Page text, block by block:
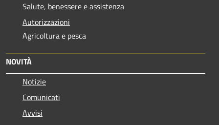
Salute, benessere e assistenza
Autorizzazioni
Agricoltura e pesca
NOVITÀ
Notizie
Comunicati
Avvisi